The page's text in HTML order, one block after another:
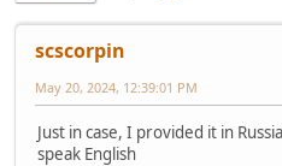
scscorpin
May 20, 2024, 12:39:01 PM
Just in case, I provided it in
speak English